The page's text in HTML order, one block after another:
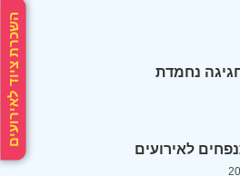
השכרת ציוד לאירועים נחמדת
לאירועים